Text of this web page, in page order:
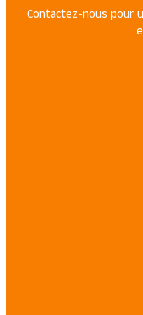
Contactez-nous pour